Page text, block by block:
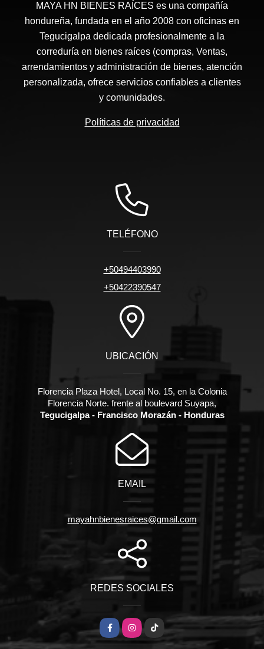
MAYA HN BIENES RAÍCES​ es una compañía
hondureña, fundada en el año 2008 con oficinas en
Tegucigalpa dedicada profesionalmente a la
correduría en bienes raíces (compras, Ventas,
arrendamientos y administración de bienes, atención
personalizada, ofrece servicios confiables a clientes
y comunidades.
Políticas de privacidad
TELÉFONO
+50494403990
+50422390547
UBICACIÓN
Florencia Plaza Hotel, Local No. 15, en la Colonia
Florencia Norte. frente al boulevard Suyapa,
Tegucigalpa - Francisco Morazán - Honduras
EMAIL
mayahnbienesraices@gmail.com
REDES SOCIALES
FacebookInstagramTikTok